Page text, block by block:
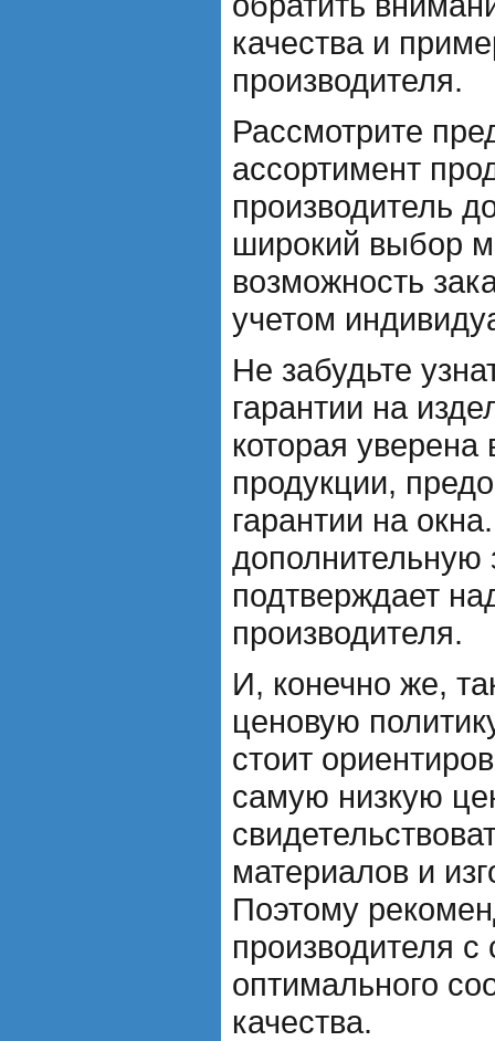
качества и
производителя.
Рассмотрите
ассортимент
производитель
широкий выбор
возможность
учетом
Не забудьте
гарантии на
которая уверена
продукции,
гарантии на
дополнительную
подтверждает
производителя.
И, конечно же,
ценовую
стоит
самую низкую
материалов и
Поэтому
производителя с
оптимального
качества.